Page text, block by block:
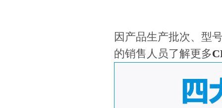
因产品生产批次、型
的销售人员了解更多